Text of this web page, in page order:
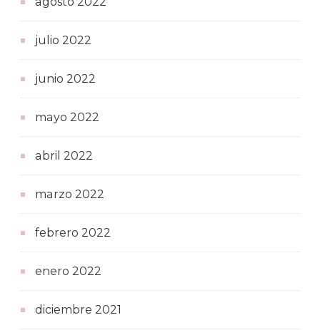
julio 2022
junio 2022
mayo 2022
abril 2022
marzo 2022
febrero 2022
enero 2022
diciembre 2021